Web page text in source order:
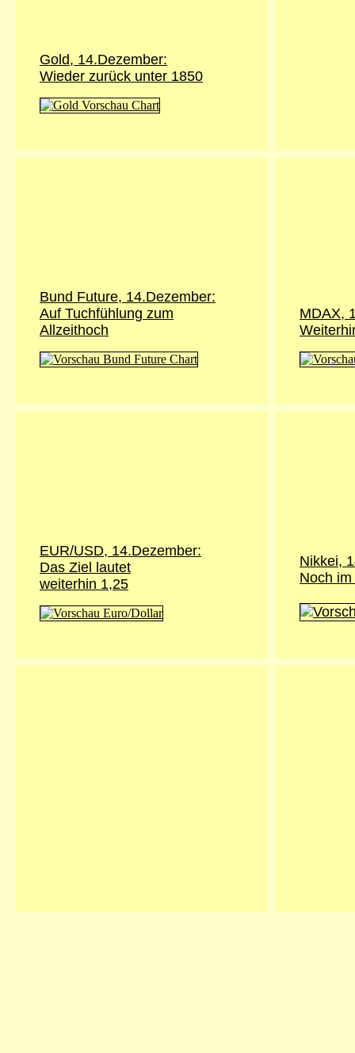
Gold, 14.Dezember:
Wieder zurück unter 1850
Bund Future, 14.Dezember:
Auf Tuchfühlung zum
Allzeithoch
MDAX,
EUR/USD, 14.Dezember:
Das Ziel lautet
weiterhin 1,25
Nikkei,
Noch